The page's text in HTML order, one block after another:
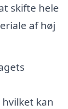
skifte hele
af høj
kan